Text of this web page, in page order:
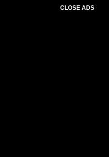
CLOSE ADS